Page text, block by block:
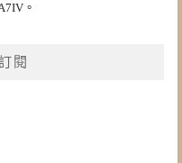
。
閱